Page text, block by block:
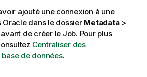
ajouté une connexion à une
Oracle dans le dossier Metadata>
avant de créer le Job. Pour plus
Centraliser des
de données.